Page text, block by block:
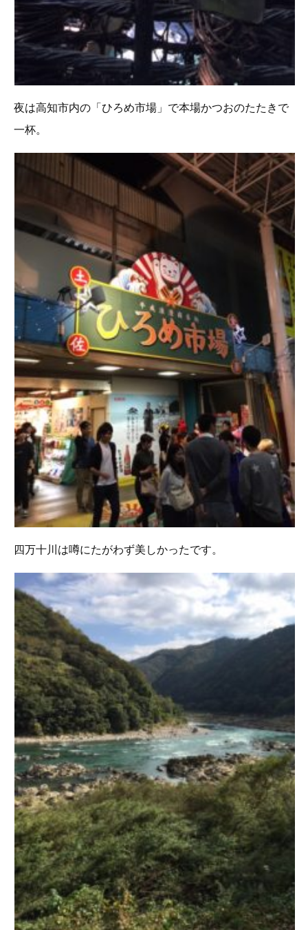
夜は高知市内の「ひろめ市場」で本場かつおのたたきで
一杯。
四万十川は噂にたがわず美しかったです。